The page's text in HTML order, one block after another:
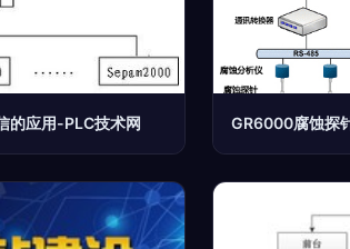
的应用-PLC技术网 GR6000腐蚀探